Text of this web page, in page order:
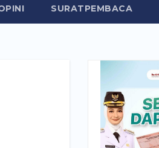
SURATPEMBACA